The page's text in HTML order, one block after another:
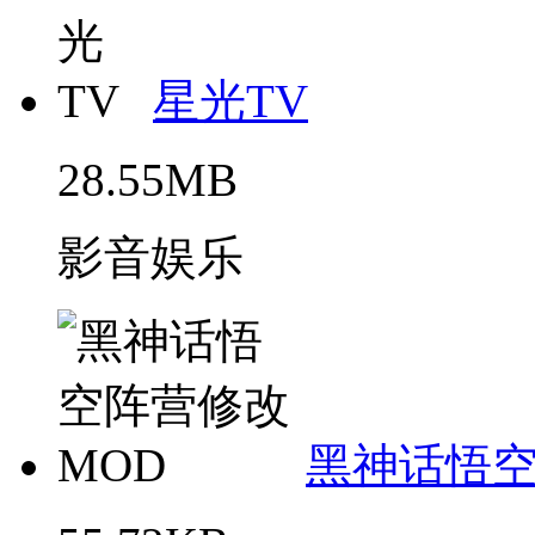
星光TV
28.55MB
影音娱乐
黑神话悟